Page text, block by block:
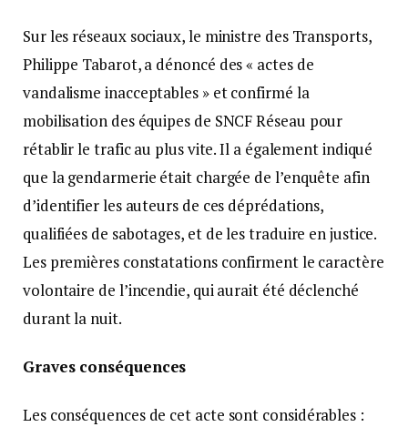
Sur les réseaux sociaux, le ministre des Transports,
Philippe Tabarot, a dénoncé des « actes de
vandalisme inacceptables » et confirmé la
mobilisation des équipes de SNCF Réseau pour
rétablir le trafic au plus vite. Il a également indiqué
que la gendarmerie était chargée de l’enquête afin
d’identifier les auteurs de ces déprédations,
qualifiées de sabotages, et de les traduire en justice.
Les premières constatations confirment le caractère
volontaire de l’incendie, qui aurait été déclenché
durant la nuit.
Graves conséquences
Les conséquences de cet acte sont considérables :